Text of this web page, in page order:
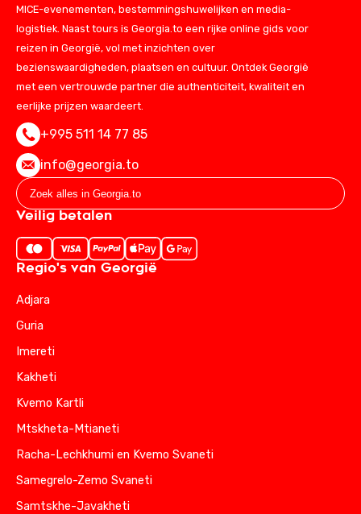
MICE-evenementen, bestemmingshuwelijken en media-
logistiek. Naast tours is Georgia.to een rijke online gids voor
reizen in Georgië, vol met inzichten over
bezienswaardigheden, plaatsen en cultuur. Ontdek Georgië
met een vertrouwde partner die authenticiteit, kwaliteit en
eerlijke prijzen waardeert.
+995 511 14 77 85
info@georgia.to
Veilig betalen
Regio's van Georgië
Adjara
Guria
Imereti
Kakheti
Kvemo Kartli
Mtskheta-Mtianeti
Racha-Lechkhumi en Kvemo Svaneti
Samegrelo-Zemo Svaneti
Samtskhe-Javakheti